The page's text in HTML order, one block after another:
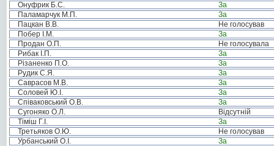
Онуфрик Б.С.
За
Паламарчук М.П.
За
Пацкан В.В.
Не голосував
Побер І.М.
За
Продан О.П.
Не голосувала
Рибак І.П.
За
Різаненко П.О.
За
Рудик С.Я.
За
Саврасов М.В.
За
Соловей Ю.І.
За
Співаковський О.В.
За
Сугоняко О.Л.
Відсутній
Тіміш Г.І.
За
Третьяков О.Ю.
Не голосував
Урбанський О.І.
За